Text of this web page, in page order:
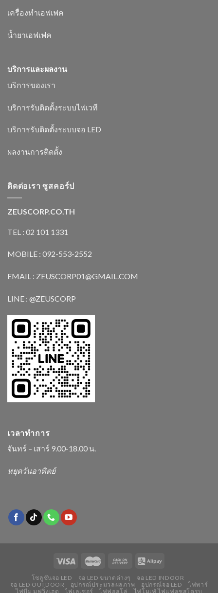
เครื่องทำเอฟเฟค
น้ำยาเอฟเฟค
บริการและผลงาน
บริการของเรา
บริการรับติดตั้งระบบไฟเวที
บริการรับติดตั้งระบบจอ LED
ผลงานการติดตั้ง
ติดต่อเรา ซูสคอร์ป
ZEUSCORP.CO.TH
TEL : 02 101 1331
MOBILE : 092-553-2552
EMAIL : ZEUSCORP01@GMAIL.COM
LINE : @ZEUSCORP
เวลาทำการ
จันทร์ – เสาร์ 9.00-18.00 น.
หยุดวันอาทิตย์
โซลูชั่นจอ LED จอ LED ขนาดต่างๆ
จอ LED INDOOR
จอ LED OUTDOOR
อุปกรณ์ประมวลผลภาพ อุปกรณ์จอ LED
ไฟพาร์
ไฟบีม มูฟวิ่งเฮด
ไฟเลเซอร์ ไฟฟอลโล่ ไฟโมเฟ่ ไฟแฟลชสโตรบ